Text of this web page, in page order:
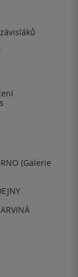
(Galerie